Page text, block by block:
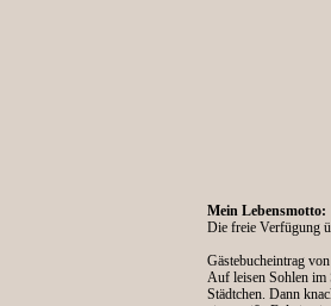
Mein Lebensmotto:
Die freie Verfügung
Gästebucheintrag
Auf leisen Sohlen im
Städtchen. Dann